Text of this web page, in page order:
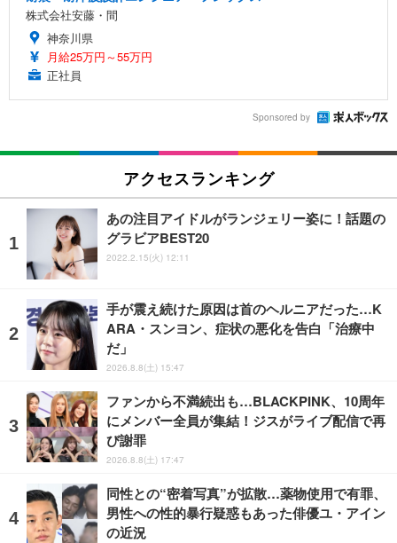
株式会社安藤・間
神奈川県
月給25万円～55万円
正社員
Sponsored by
アクセスランキング
あの注目アイドルがランジェリー姿に！話題の
グラビアBEST20
2022.2.15(火) 12:11
手が震え続けた原因は首のヘルニアだった…K
ARA・スンヨン、症状の悪化を告白「治療中
だ」
2026.8.8(土) 15:47
ファンから不満続出も…BLACKPINK、10周年
にメンバー全員が集結！ジスがライブ配信で再
び謝罪
2026.8.8(土) 17:47
同性との“密着写真”が拡散…薬物使用で有罪、
男性への性的暴行疑惑もあった俳優ユ・アイン
の近況